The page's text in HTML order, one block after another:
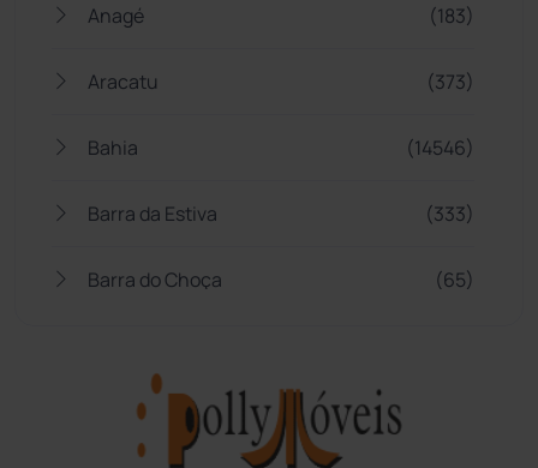
Anagé (183)
Aracatu (373)
Bahia (14546)
Barra da Estiva (333)
Barra do Choça (65)
Bom Jesus da Lapa